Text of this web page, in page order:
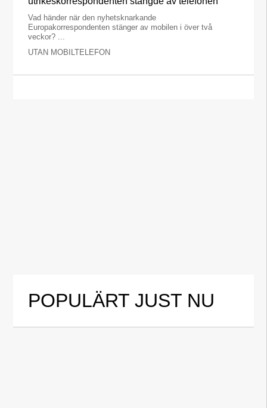
Vad händer när den nyhetsknarkande
Europakorrespondenten stänger av mobilen i över två
veckor? ...
UTAN MOBILTELEFON
POPULÄRT JUST NU